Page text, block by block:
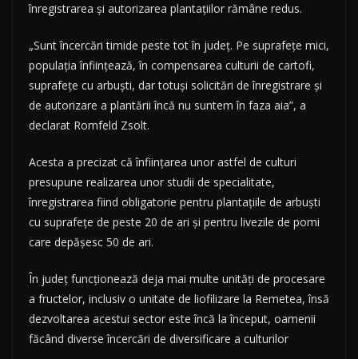
înregistrarea şi autorizarea plantaţiilor rămâne redus.
„Sunt încercări timide peste tot în judeţ. Pe suprafeţe mici,
populaţia înfiinţează, în compensarea culturii de cartofi,
suprafeţe cu arbuşti, dar totuşi solicitări de înregistrare şi
de autorizare a plantării încă nu suntem în faza aia”, a
declarat Romfeld Zsolt.
Acesta a precizat că înfiinţarea unor astfel de culturi
presupune realizarea unor studii de specialitate,
înregistrarea fiind obligatorie pentru plantaţiile de arbuşti
cu suprafeţe de peste 20 de ari şi pentru livezile de pomi
care depăşesc 50 de ari.
În judeţ funcţionează deja mai multe unităţi de procesare
a fructelor, inclusiv o unitate de liofilizare la Remetea, însă
dezvoltarea acestui sector este încă la început, oamenii
făcând diverse încercări de diversificare a culturilor